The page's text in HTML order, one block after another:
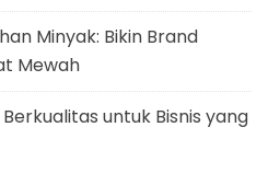
Minyak: Bikin Brand
Mewah
untuk Bisnis yang